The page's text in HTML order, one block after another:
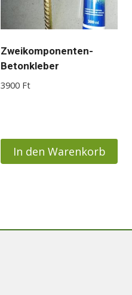
Optionen
können
auf
Produktseite
Zweikomponenten-
Betonkleber
3900 Ft
In den Warenkorb